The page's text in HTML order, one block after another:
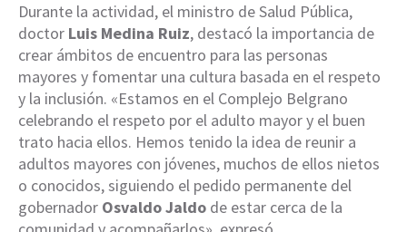
Durante la actividad, el ministro de Salud Pública,
doctor Luis Medina Ruiz, destacó la importancia de
crear ámbitos de encuentro para las personas
mayores y fomentar una cultura basada en el respeto
y la inclusión. «Estamos en el Complejo Belgrano
celebrando el respeto por el adulto mayor y el buen
trato hacia ellos. Hemos tenido la idea de reunir a
adultos mayores con jóvenes, muchos de ellos nietos
o conocidos, siguiendo el pedido permanente del
gobernador Osvaldo Jaldo de estar cerca de la